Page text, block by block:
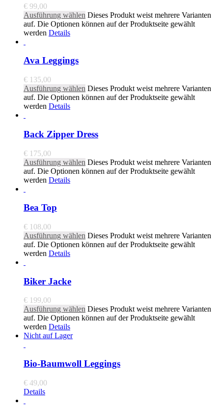
€ 99,00
Ausführung wählen Dieses Produkt weist mehrere Varianten
auf. Die Optionen können auf der Produktseite gewählt
werden Details
Ava Leggings
€ 135,00
Ausführung wählen Dieses Produkt weist mehrere Varianten
auf. Die Optionen können auf der Produktseite gewählt
werden Details
Back Zipper Dress
€ 175,00
Ausführung wählen Dieses Produkt weist mehrere Varianten
auf. Die Optionen können auf der Produktseite gewählt
werden Details
Bea Top
€ 108,00
Ausführung wählen Dieses Produkt weist mehrere Varianten
auf. Die Optionen können auf der Produktseite gewählt
werden Details
Biker Jacke
€ 199,00
Ausführung wählen Dieses Produkt weist mehrere Varianten
auf. Die Optionen können auf der Produktseite gewählt
werden Details
Nicht auf Lager
Bio-Baumwoll Leggings
€ 49,00
Details